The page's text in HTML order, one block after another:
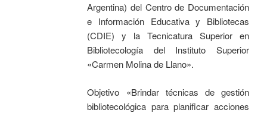
Argentina) del Centro de Documentación
e Información Educativa y Bibliotecas
(CDIE) y la Tecnicatura Superior en
Bibliotecología del Instituto Superior
«Carmen Molina de Llano».
Objetivo «Brindar técnicas de gestión
bibliotecológica para planificar acciones